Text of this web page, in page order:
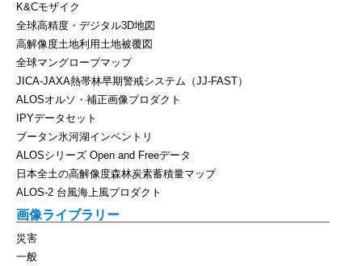
K&Cモザイク
全球高精度・デジタル3D地図
高解像度土地利用土地被覆図
全球マングローブマップ
JICA-JAXA熱帯林早期警戒システム（JJ-FAST）
ALOSオルソ・補正画像プロダクト
IPYデータセット
ブータン氷河湖インベントリ
ALOSシリーズ Open and Freeデータ
日本全土の高解像度森林炭素蓄積量マップ
ALOS-2 台風海上風プロダクト
画像ライブラリー
災害
一般